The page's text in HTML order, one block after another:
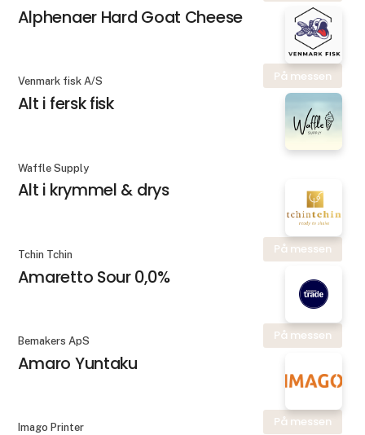
Alphenaer Hard Goat Cheese
På messen
Venmark fisk A/S
Alt i fersk fisk
Waffle Supply
Alt i krymmel & drys
På messen
Tchin Tchin
Amaretto Sour 0,0%
På messen
Bemakers ApS
Amaro Yuntaku
På messen
Imago Printer